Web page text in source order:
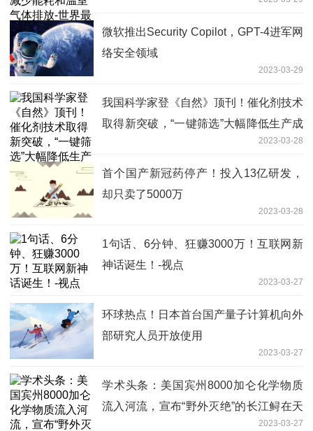
微软推出Security Copilot，GPT-4进军网
络安全领域
2023-03-29
我国科学家登《自然》顶刊！催化剂技术
取得新突破，“一键筛选”大幅降低生产成
2023-03-28
首个国产新冠药停产！投入13亿研发，
却只卖了5000万
2023-03-28
1句话、6分钟、狂赚3000万！互联网新
神话诞生！-视点
2023-03-27
环球热点！日本首台国产量子计算机向外
部研究人员开放使用
2023-03-27
学术头条：美国宾州8000加仑化学物质
流入河流，宣布“野外灭绝”的长江鲟在天
2023-03-27